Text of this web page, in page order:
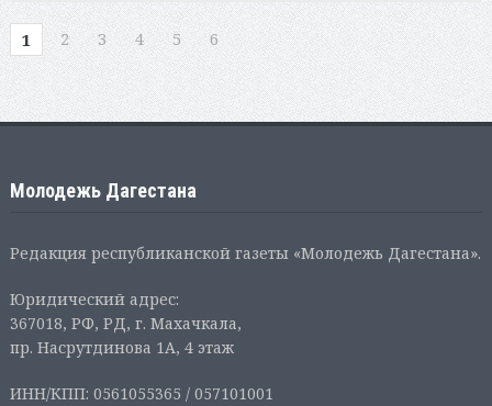
1 2 3 4 5 6
Молодежь Дагестана
Редакция республиканской газеты «Молодежь Дагестана».
Юридический адрес:
367018, РФ, РД, г. Махачкала,
пр. Насрутдинова 1А, 4 этаж
ИНН/КПП: 0561055365 / 057101001